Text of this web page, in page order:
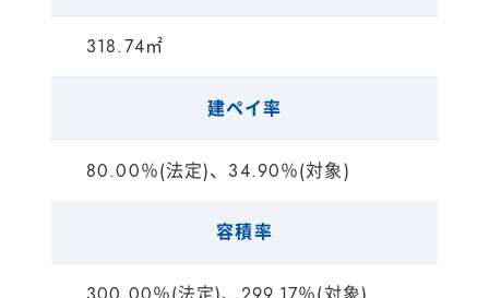
318.74㎡
建ペイ率
80.00％(法定)、34.90％(対象)
容積率